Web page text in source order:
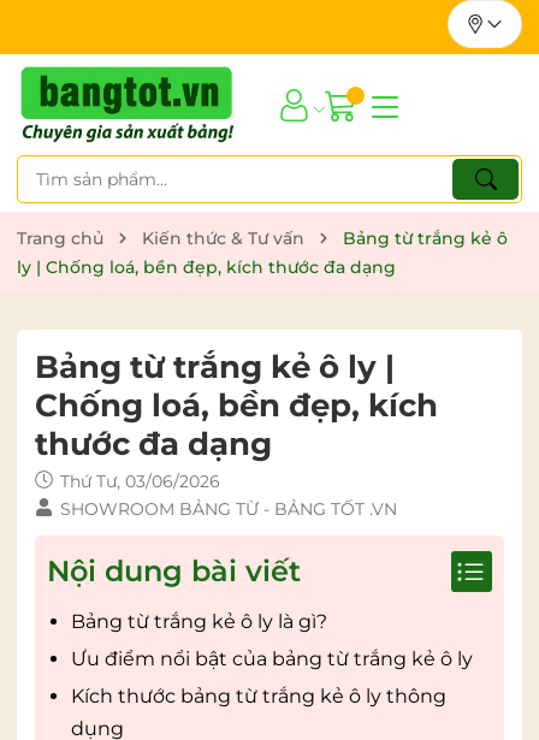
Trang chủ Kiến thức & Tư vấn
Bảng từ trắng kẻ ô
ly | Chống loá, bền đẹp, kích thước đa dạng
Bảng từ trắng kẻ ô ly |
Chống loá, bền đẹp, kích
thước đa dạng
Thứ Tư, 03/06/2026
SHOWROOM BẢNG TỪ - BẢNG TỐT .VN
Nội dung bài viết
Bảng từ trắng kẻ ô ly là gì?
Ưu điểm nổi bật của bảng từ trắng kẻ ô ly
Kích thước bảng từ trắng kẻ ô ly thông
dụng